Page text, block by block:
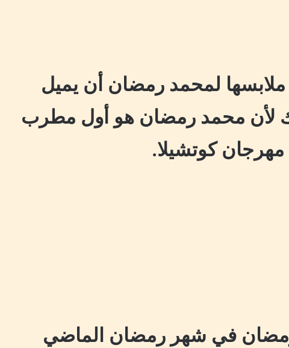
لمحمد رمضان أن يميل
لأن محمد رمضان هو أول مطرب
كوتشيلا.
في شهر رمضان الماضي